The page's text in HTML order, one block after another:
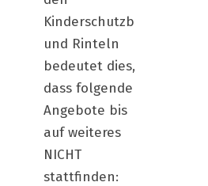
Kinderschutzb
und Rinteln
bedeutet dies,
dass folgende
Angebote bis
auf weiteres
NICHT
stattfinden: